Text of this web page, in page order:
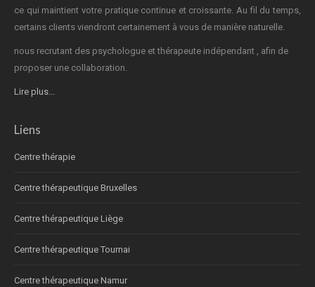
ce qui maintient votre pratique continue et croissante. Au fil du temps,
certains clients viendront certainement à vous de manière naturelle.
nous recrutant des psychologue et thérapeute indépendant , afin de
proposer une collaboration.
Lire plus...
Liens
Centre thérapie
Centre thérapeutique Bruxelles
Centre thérapeutique Liège
Centre thérapeutique Tournai
Centre thérapeutique Namur